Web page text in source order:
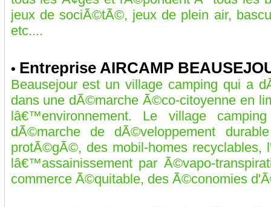
jeux de sociÃ©tÃ©, jeux de plein air,
etc....
• Entreprise AIRCAMP
Beausejour est un village camping qui a
dans une dÃ©marche Ã©co-citoyenne en
lâ€™environnement. Le village
dÃ©marche de dÃ©veloppement
protÃ©gÃ©, des mobil-homes recyclables,
lâ€™assainissement par Ã©vapo-
commerce Ã©quitable, des Ã©conomies